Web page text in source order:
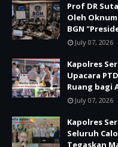
Prof DR
Oleh
BGN
July 07, 2026
Kapolres
Upacara
Ruang bagi
July 07, 2026
Kapolres
Seluruh
Tegaskan